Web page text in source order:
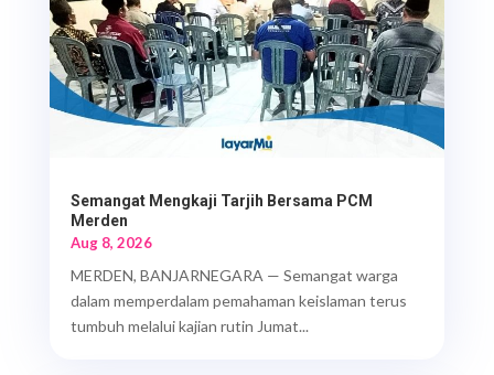
Semangat Mengkaji Tarjih Bersama PCM
Merden
Aug 8, 2026
MERDEN, BANJARNEGARA — Semangat warga
dalam memperdalam pemahaman keislaman terus
tumbuh melalui kajian rutin Jumat...